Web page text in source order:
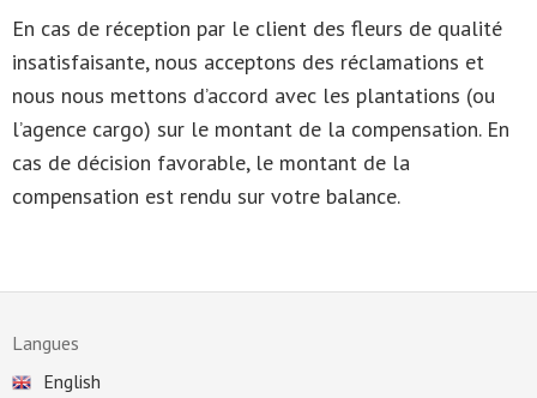
En cas de réception par le client des fleurs de qualité
insatisfaisante, nous acceptons des réclamations et
nous nous mettons d’accord avec les plantations (ou
l’agence cargo) sur le montant de la compensation. En
cas de décision favorable, le montant de la
compensation est rendu sur votre balance.
Langues
English